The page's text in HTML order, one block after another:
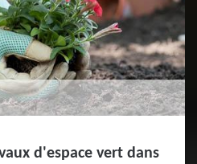
d'espace vert dans